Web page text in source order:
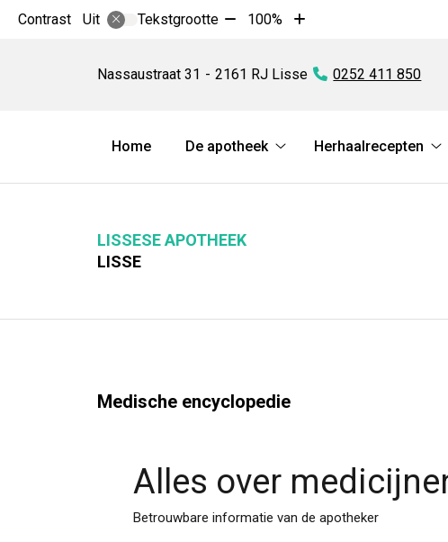
Contrast Uit Tekstgrootte Tekst
10%
100%
Tekst
10%
Nassaustraat 31 2161 RJ Lisse Tel:
0252 411 850
Hoofdmenu
Home
De apotheek
apotheek
Herhaalrecepten
LISSESE APOTHEEK
LISSE
Medische encyclopedie
Alles over
Betrouwbare informatie van de apotheker